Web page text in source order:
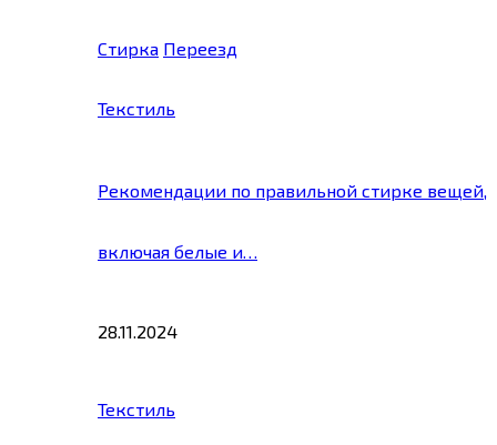
Стирка Переезд
Текстиль
Рекомендации по правильной стирке вещей,
включая белые и…
28.11.2024
Текстиль